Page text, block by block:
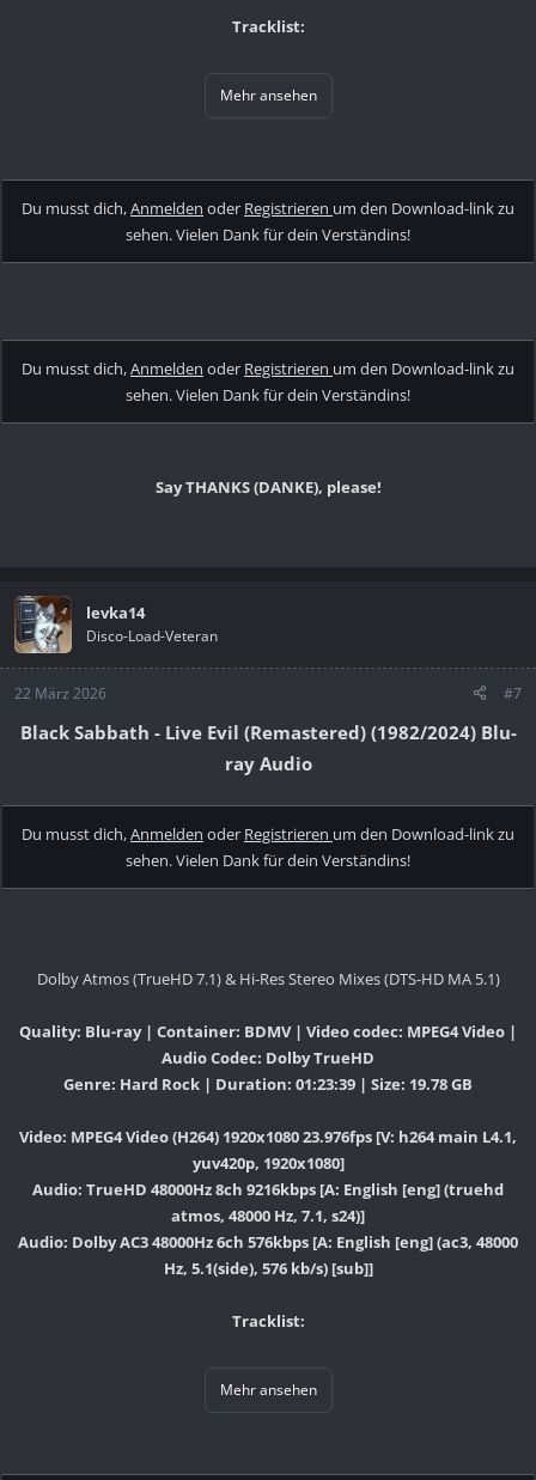
Tracklist:
Mehr ansehen
Du musst dich,Anmelden oder Registrieren um den Download-link zu
sehen. Vielen Dank für dein Verständins!
Du musst dich,Anmelden oder Registrieren um den Download-link zu
sehen. Vielen Dank für dein Verständins!
Say THANKS (DANKE), please!
levka14
Disco-Load-Veteran
22 März 2026 #7
Black Sabbath - Live Evil (Remastered) (1982/2024) Blu-
ray Audio
Du musst dich,Anmelden oder Registrieren um den Download-link zu
sehen. Vielen Dank für dein Verständins!
Dolby Atmos (TrueHD 7.1) & Hi-Res Stereo Mixes (DTS-HD MA 5.1)
Quality: Blu-ray | Container: BDMV | Video codec: MPEG4 Video |
Audio Codec: Dolby TrueHD
Genre: Hard Rock | Duration: 01:23:39 | Size: 19.78 GB
Video: MPEG4 Video (H264) 1920x1080 23.976fps [V: h264 main L4.1,
yuv420p, 1920x1080]
Audio: TrueHD 48000Hz 8ch 9216kbps [A: English [eng] (truehd
atmos, 48000 Hz, 7.1, s24)]
Audio: Dolby AC3 48000Hz 6ch 576kbps [A: English [eng] (ac3, 48000
Hz, 5.1(side), 576 kb/s) [sub]]
Tracklist:
Mehr ansehen